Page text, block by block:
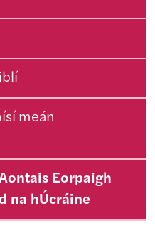
meán
Eorpaigh
na hÚcráine